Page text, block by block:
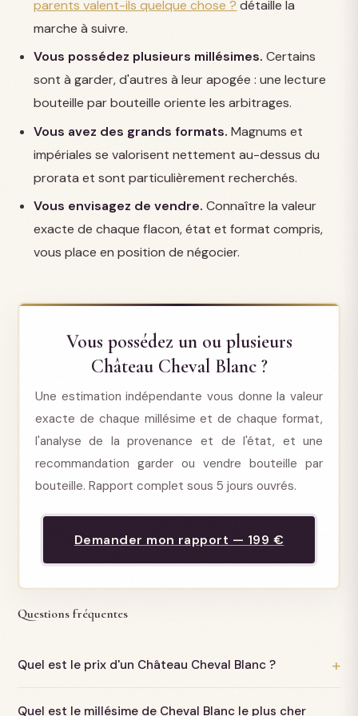
parents valent-ils quelque chose ? détaille la
marche à suivre.
Vous possédez plusieurs millésimes. Certains
sont à garder, d'autres à leur apogée : une lecture
bouteille par bouteille oriente les arbitrages.
Vous avez des grands formats. Magnums et
impériales se valorisent nettement au-dessus du
prorata et sont particulièrement recherchés.
Vous envisagez de vendre. Connaître la valeur
exacte de chaque flacon, état et format compris,
vous place en position de négocier.
Vous possédez un ou plusieurs
Château Cheval Blanc ?
Une estimation indépendante vous donne la valeur
exacte de chaque millésime et de chaque format,
l'analyse de la provenance et de l'état, et une
recommandation garder ou vendre bouteille par
bouteille. Rapport complet sous 5 jours ouvrés.
Demander mon rapport — 199 €
Questions fréquentes
Quel est le prix d'un Château Cheval Blanc ?
Quel est le millésime de Cheval Blanc le plus cher